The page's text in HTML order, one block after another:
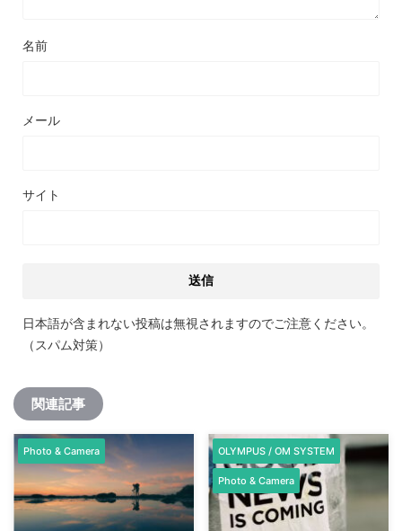
名前
メール
サイト
日本語が含まれない投稿は無視されますのでご注意ください。
（スパム対策）
関連記事
Photo & Camera OLYMPUS / OM SYSTEM
Photo & Camera